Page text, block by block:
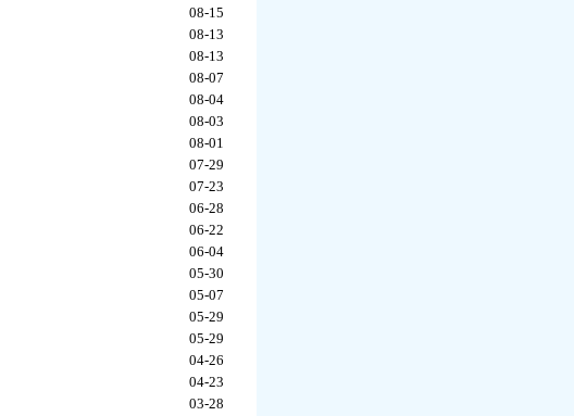
08-15
08-13
08-13
08-07
08-04
08-03
08-01
07-29
07-23
06-28
06-22
06-04
05-30
05-07
05-29
05-29
04-26
04-23
03-28